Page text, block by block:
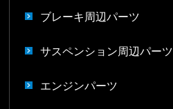
ブレーキ周辺パーツ
サスペンション周辺パーツ
エンジンパーツ